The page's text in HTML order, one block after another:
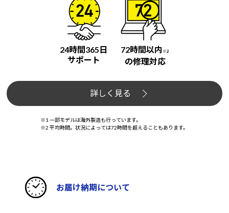
24時間365日
サポート
72時間以内 ※2
の修理対応
詳しく見る
※1 一部モデルは海外製造も行っています。
※2 平均時間。状況によっては72時間を超えることもあります。
お届け納期について